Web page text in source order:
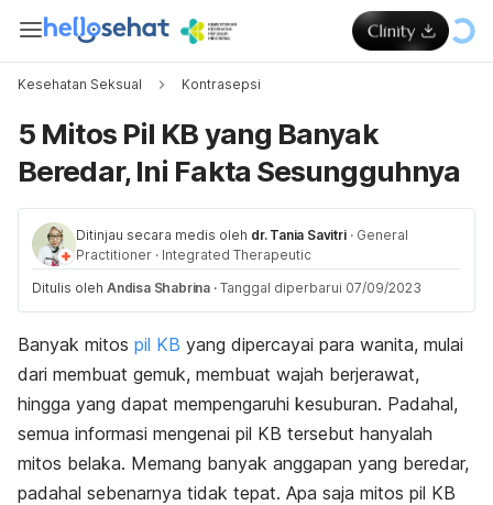
Kesehatan Seksual Kontrasepsi
5 Mitos Pil KB yang Banyak
Beredar, Ini Fakta Sesungguhnya
Ditinjau secara medis oleh dr. Tania Savitri · General
Practitioner · Integrated Therapeutic
Ditulis oleh Andisa Shabrina · Tanggal diperbarui 07/09/2023
Banyak mitos pil KB yang dipercayai para wanita, mulai
dari membuat gemuk, membuat wajah berjerawat,
hingga yang dapat mempengaruhi kesuburan. Padahal,
semua informasi mengenai pil KB tersebut hanyalah
mitos belaka. Memang banyak anggapan yang beredar,
padahal sebenarnya tidak tepat. Apa saja mitos pil KB